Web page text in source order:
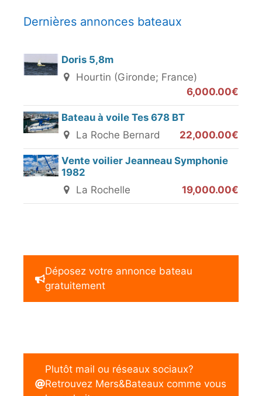
Dernières annonces bateaux
Doris 5,8m
Hourtin (Gironde; France)
6,000.00€
Bateau à voile Tes 678 BT
La Roche Bernard
22,000.00€
Vente voilier Jeanneau Symphonie
1982
La Rochelle
19,000.00€
Déposez votre annonce bateau
gratuitement
Plutôt mail ou réseaux sociaux?
Retrouvez Mers&Bateaux comme vous